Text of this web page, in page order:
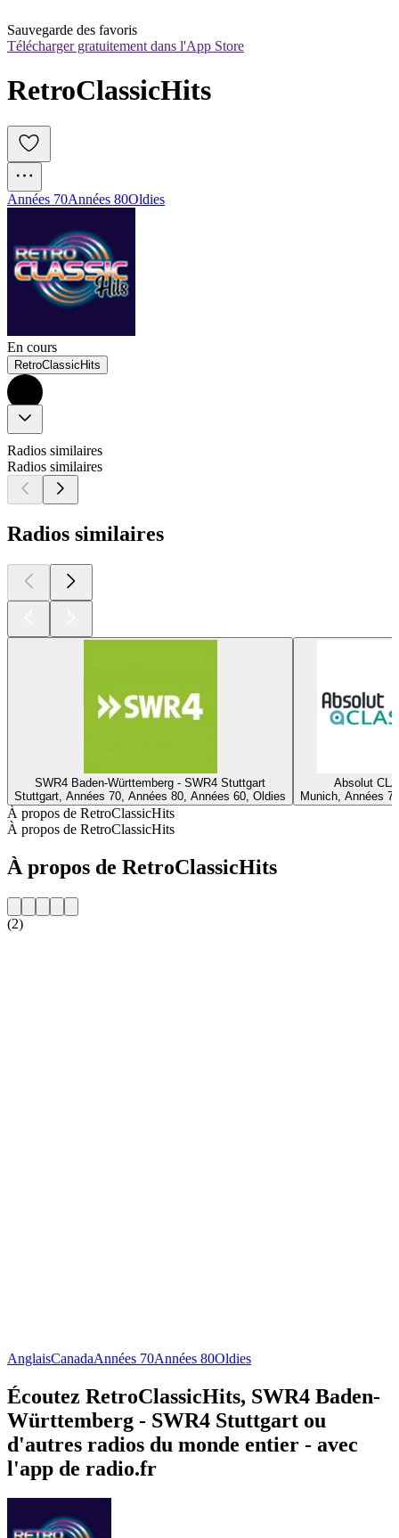
Sauvegarde des favoris
Télécharger gratuitement dans l'App Store
RetroClassicHits
Années 70Années 80Oldies
En cours
RetroClassicHits
Radios similaires
Radios similaires
Radios similaires
SWR4 Baden-Württemberg - SWR4 Stuttgart
Stuttgart, Années 70, Années 80, Années 60, Oldies
Absolut
Munich, Années
À propos de RetroClassicHits
À propos de RetroClassicHits
À propos de RetroClassicHits
(2)
AnglaisCanadaAnnées 70Années 80Oldies
Écoutez RetroClassicHits, SWR4 Baden-
Württemberg - SWR4 Stuttgart ou
d'autres radios du monde entier - avec
l'app de radio.fr